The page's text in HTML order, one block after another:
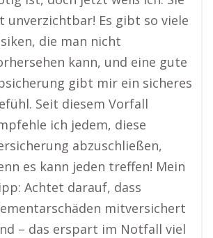
unverzichtbar! Es gibt so viele
die man nicht
kann, und eine gute
gibt mir ein sicheres
Seit diesem Vorfall
ich jedem, diese
abzuschließen,
es kann jeden treffen! Mein
Achtet darauf, dass
mitversichert
– das erspart im Notfall viel